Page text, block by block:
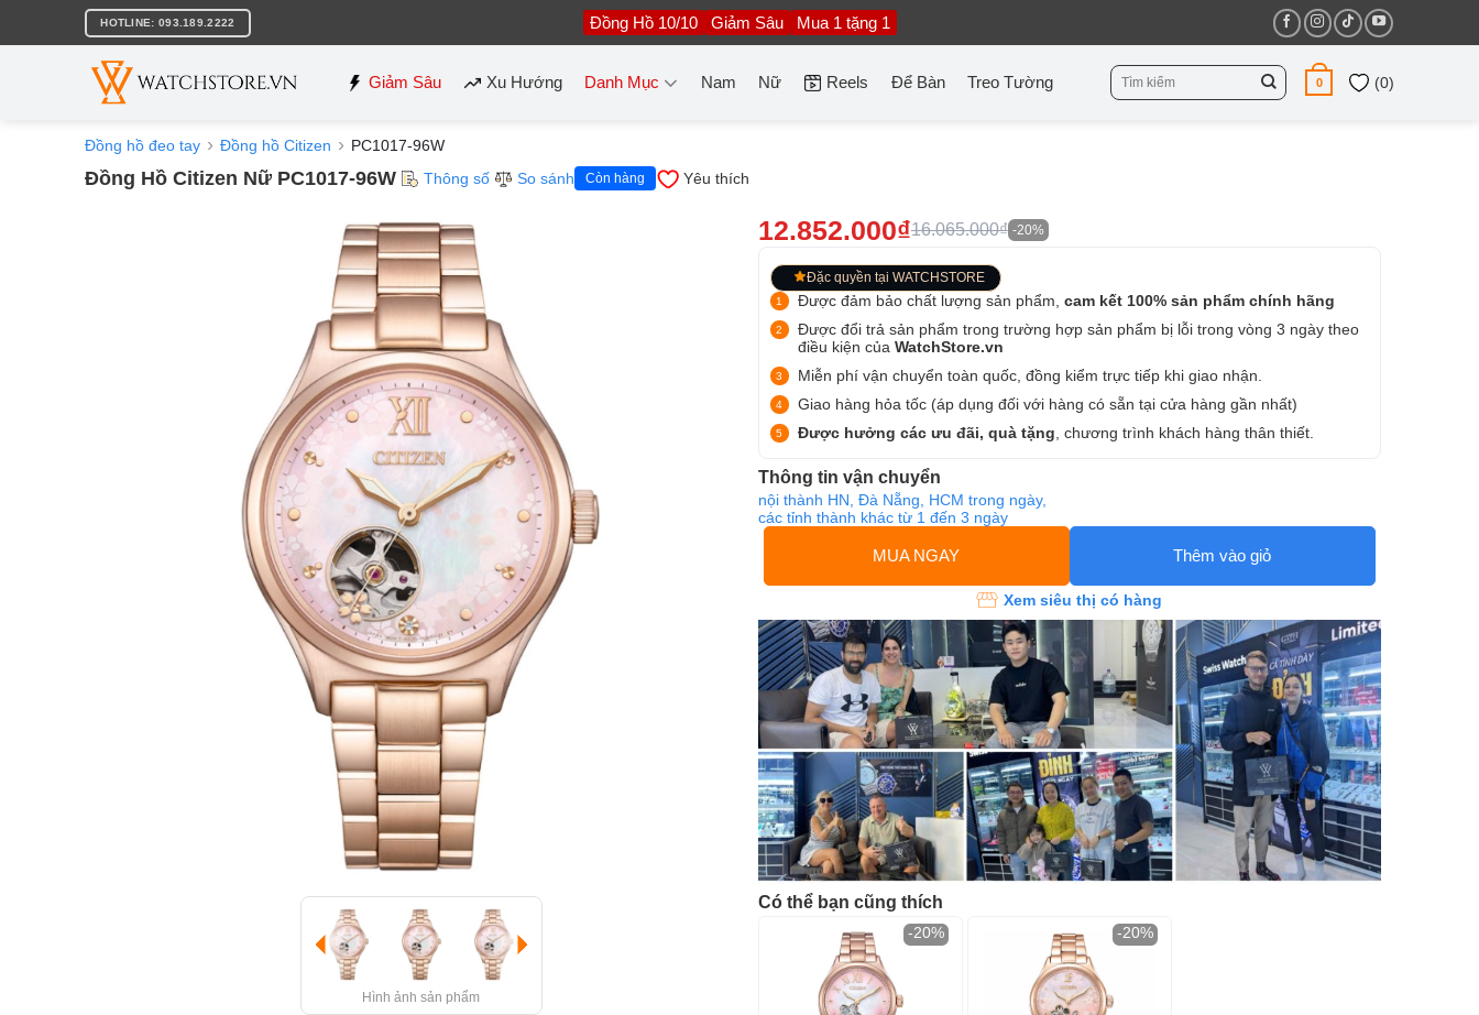
nội
HOTLINE: 093.189.2222 Đồng Hồ 10/10 Giảm Sâu Mua 1 tặng 1
Giảm Sâu Xu Hướng Danh Mục Nam Nữ Reels Để Bàn Treo Tường
Tìm
kiếm:
0 (0)
Đồng hồ đeo tay Đồng hồ Citizen PC1017-96W
Đồng Hồ Citizen Nữ PC1017-96W Thông số So sánh Còn hàng Yêu thích
Hình ảnh sản phẩm
12.852.000₫16.065.000₫ -20%
Đặc quyền tại WATCHSTORE
Được đảm bảo chất lượng sản phẩm, cam kết 100% sản phẩm chính hãng
Được đổi trả sản phẩm trong trường hợp sản phẩm bị lỗi trong vòng 3 ngày theo
điều kiện của WatchStore.vn
Miễn phí vận chuyển toàn quốc, đồng kiểm trực tiếp khi giao nhận.
Giao hàng hỏa tốc (áp dụng đối với hàng có sẵn tại cửa hàng gần nhất)
Được hưởng các ưu đãi, quà tặng , chương trình khách hàng thân thiết.
Thông tin vận chuyển
nội thành HN, Đà Nẵng, HCM trong ngày,
các tỉnh thành khác từ 1 đến 3 ngày
MUA NGAY Thêm vào giỏ
Xem siêu thị có hàng
Có thể bạn cũng thích
-20% -20%